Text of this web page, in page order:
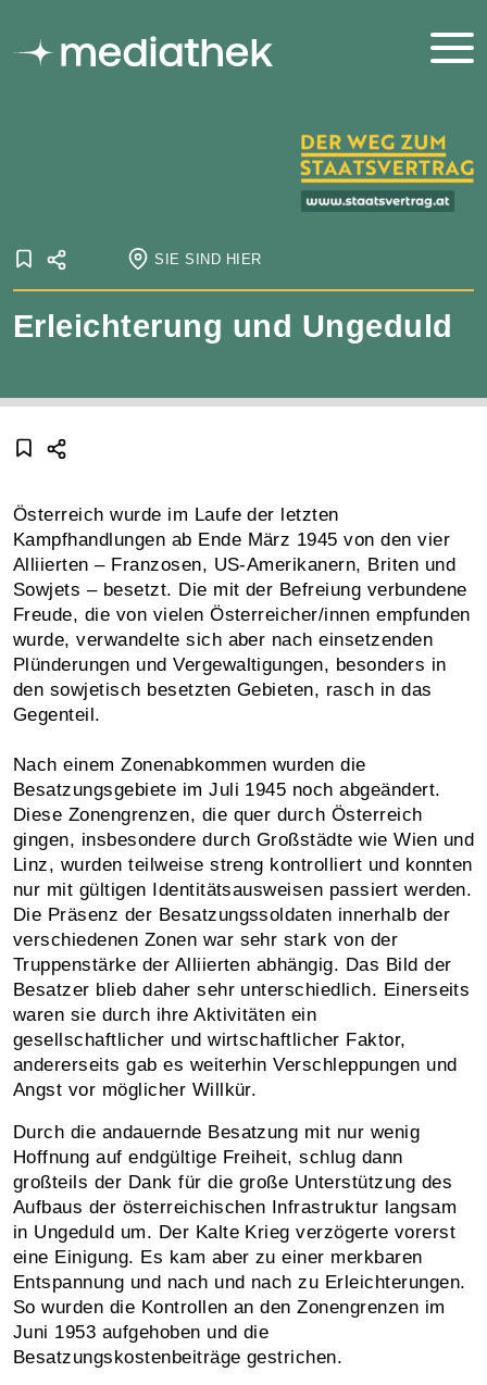
SIE SIND HIER
Startseite Onlineausstellungen
Staatsvertrag
Der Weg zum Staatsvertrag
Besatzung
Erleichterung und Ungeduld
Österreich wurde im Laufe der letzten
Kampfhandlungen ab Ende März 1945 von den vier
Alliierten – Franzosen, US-Amerikanern, Briten und
Sowjets – besetzt. Die mit der Befreiung verbundene
Freude, die von vielen Österreicher/innen empfunden
wurde, ver­wandelte sich aber nach einsetzenden
Plünderungen und Ver­ge­waltigungen, besonders in
den sowjetisch besetzten Gebieten, rasch in das
Gegenteil.
Nach einem Zonenabkommen wurden die
Besatzungsgebiete im Juli 1945 noch abgeändert.
Diese Zonengrenzen, die quer durch Österreich
gingen, insbesondere durch Großstädte wie Wien und
Linz, wurden teilweise streng kontrolliert und konnten
nur mit gültigen Identitätsausweisen passiert werden.
Die Präsenz der Besatzungs­soldaten innerhalb der
verschiedenen Zonen war sehr stark von der
Truppenstärke der Alliierten abhängig. Das Bild der
Besatzer blieb daher sehr unterschiedlich. Einerseits
waren sie durch ihre Aktivitäten ein
gesellschaftlicher und wirtschaftlicher Faktor,
andererseits gab es weiterhin Verschleppungen und
Angst vor möglicher Willkür.
Durch die andauernde Besatzung mit nur wenig
Hoffnung auf end­gültige Freiheit, schlug dann
großteils der Dank für die große Unter­stützung des
Aufbaus der österreichischen Infrastruktur langsam
in Ungeduld um. Der Kalte Krieg verzögerte vorerst
eine Einigung. Es kam aber zu einer merkbaren
Entspannung und nach und nach zu Erleichterungen.
So wurden die Kontrollen an den Zonengrenzen im
Juni 1953 aufgehoben und die
Besatzungskostenbeiträge gestrichen.